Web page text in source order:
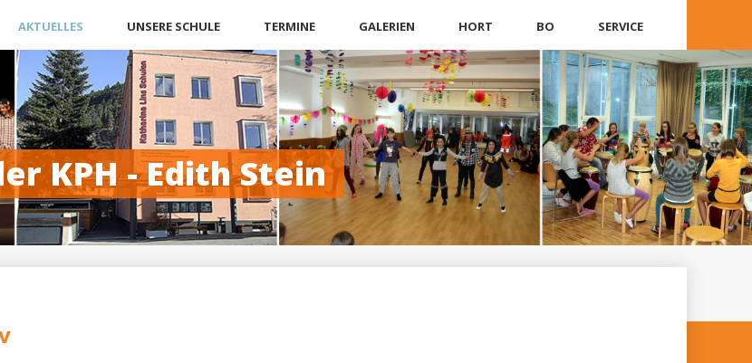
AKTUELLES UNSERE SCHULE TERMINE GALERIEN HORT BO SERVICE
KPH - Edith Stein